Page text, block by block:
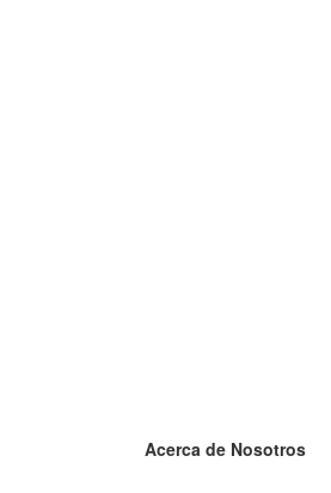
Acerca de Nosotros